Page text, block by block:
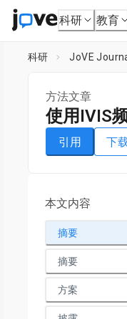
科研 教育
科研 JoVE
方法文章
使用IVIS
DOI：
Ed Lim1,Kshitij
引用 下
本文内容
摘要
摘要
方案